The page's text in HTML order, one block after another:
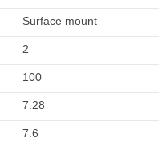
Surface mount
2
100
7.28
7.6